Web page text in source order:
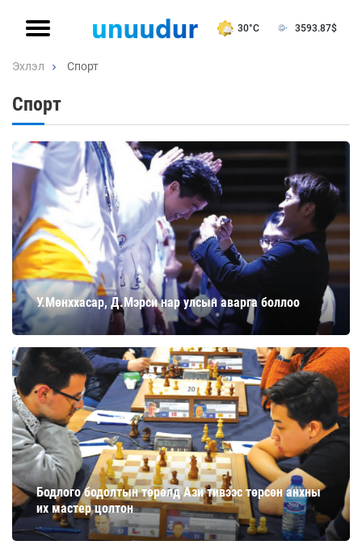
30°C 3593.87$
Эхлэл Спорт
Спорт
У.Мөнххасар, Д.Мэрси нар улсын аварга боллоо
Бодлого бодолтын төрөлд Ази тивээс төрсөн анхны
их мастер цолтон